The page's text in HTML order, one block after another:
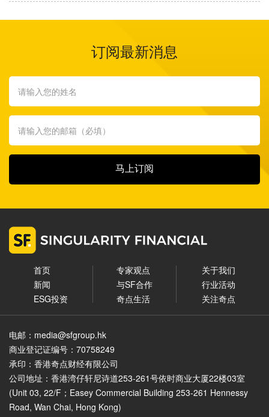
订阅最新消息
马上订阅
首页
新闻
ESG投资
专家观点
与SF合作
奇点生活
关于我们
行业活动
关注奇点
电邮：media@sfgroup.hk
商业登记证编号：70758249
承印：香港奇点财经有限公司
公司地址：香港湾仔轩尼诗道253-261号依时商业大厦22楼03室
(Unit 03, 22/F；Easey Commercial Building 253-261 Hennessy
Road, Wan Chai, Hong Kong)